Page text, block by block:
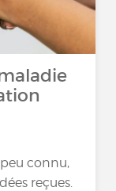
peu connu,
reçues.